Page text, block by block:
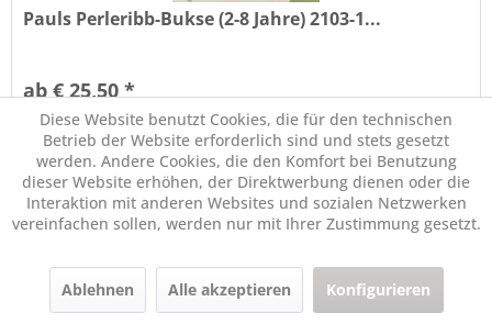
Pauls Perleribb-Bukse (2-8 Jahre) 2103-1...
ab € 25,50 *
Merken
Versandkostenfrei [Ö]*
Diese Website benutzt Cookies, die für den technischen
Betrieb der Website erforderlich sind und stets gesetzt
werden. Andere Cookies, die den Komfort bei Benutzung
dieser Website erhöhen, der Direktwerbung dienen oder die
Interaktion mit anderen Websites und sozialen Netzwerken
vereinfachen sollen, werden nur mit Ihrer Zustimmung gesetzt.
Ablehnen Alle akzeptieren Konfigurieren